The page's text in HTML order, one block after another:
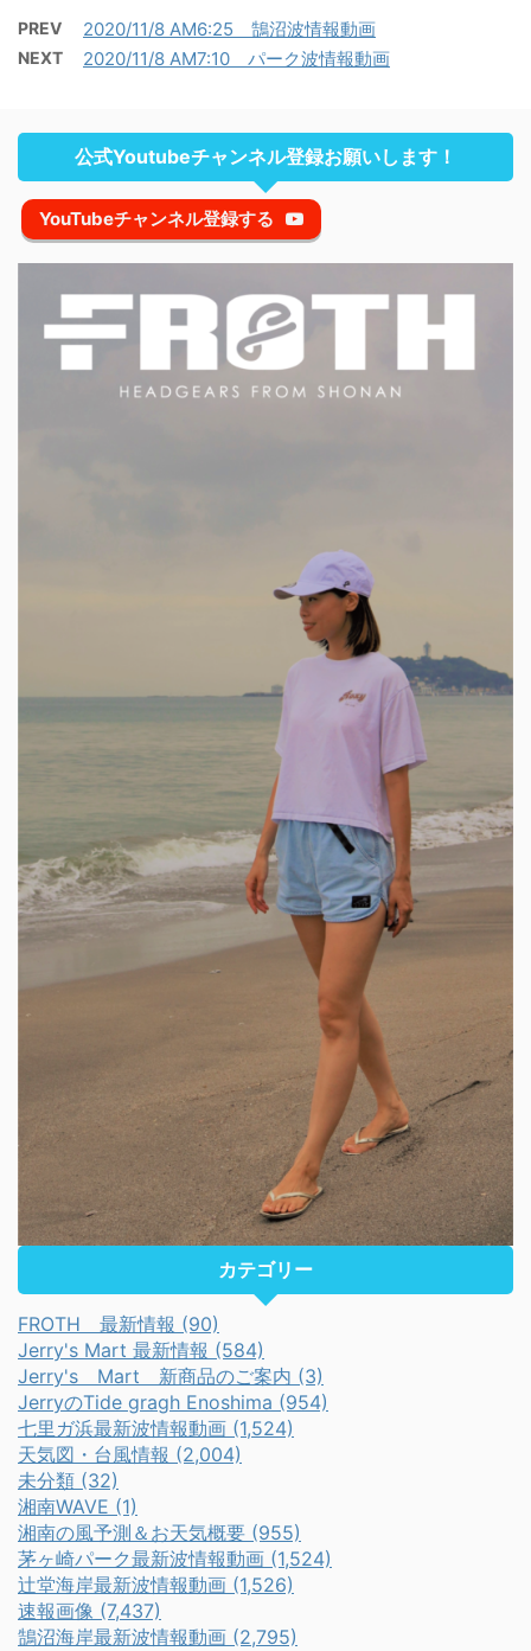
PREV 2020/11/8 AM6:25 鵠沼波情報動画
NEXT 2020/11/8 AM7:10 パーク波情報動画
公式Youtubeチャンネル登録お願いします！
YouTubeチャンネル登録する
カテゴリー
FROTH 最新情報 (90)
Jerry's Mart 最新情報 (584)
Jerry's Mart 新商品のご案内 (3)
JerryのTide gragh Enoshima (954)
七里ガ浜最新波情報動画 (1,524)
天気図・台風情報 (2,004)
未分類 (32)
湘南WAVE (1)
湘南の風予測＆お天気概要 (955)
茅ヶ崎パーク最新波情報動画 (1,524)
辻堂海岸最新波情報動画 (1,526)
速報画像 (7,437)
鵠沼海岸最新波情報動画 (2,795)